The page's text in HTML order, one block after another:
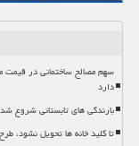
سهم مصالح ساختمانی در
دارد
بارندگی های تابستانی شروع شد
تا کلید خانه ها تحویل نشود،